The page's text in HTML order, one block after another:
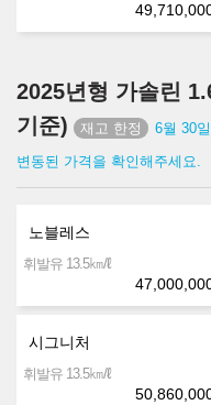
2025년형 가솔린
기준)
6월 30
변동된 가격을 확인해주세요.
노블레스
휘발유 13.5㎞/ℓ
시그니처
휘발유 13.5㎞/ℓ